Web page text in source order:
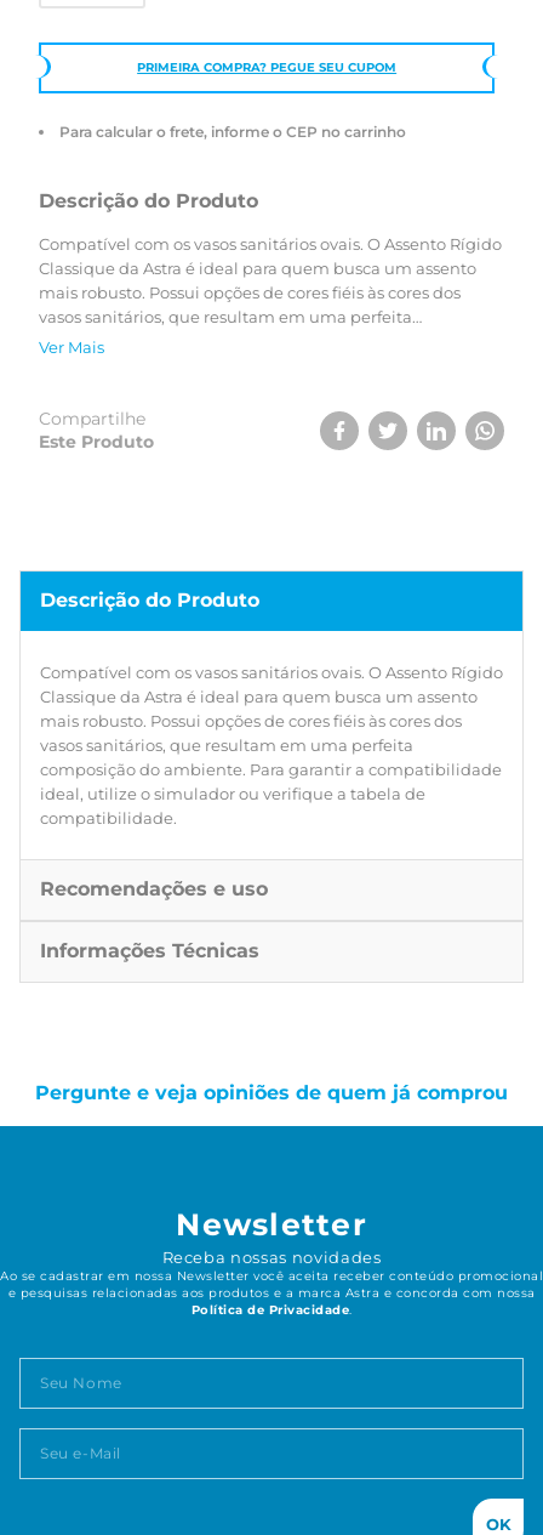
PRIMEIRA COMPRA? PEGUE SEU CUPOM
Para calcular o frete, informe o CEP no carrinho
Descrição do Produto
Compatível com os vasos sanitários ovais. O Assento Rígido
Classique da Astra é ideal para quem busca um assento
mais robusto. Possui opções de cores fiéis às cores dos
vasos sanitários, que resultam em uma perfeita
composição do ambiente. Para garantir a compatibilidade
Ver Mais
Compartilhe
Este Produto
Descrição do Produto
Compatível com os vasos sanitários ovais. O Assento Rígido
Classique da Astra é ideal para quem busca um assento
mais robusto. Possui opções de cores fiéis às cores dos
vasos sanitários, que resultam em uma perfeita
composição do ambiente. Para garantir a compatibilidade
ideal, utilize o simulador ou verifique a tabela de
compatibilidade.
Recomendações e uso
Informações Técnicas
Pergunte e veja opiniões de quem já comprou
Newsletter
Receba nossas novidades
Ao se cadastrar em nossa Newsletter você aceita receber conteúdo promocional
e pesquisas relacionadas aos produtos e a marca Astra e concorda com nossa
Política de Privacidade
OK